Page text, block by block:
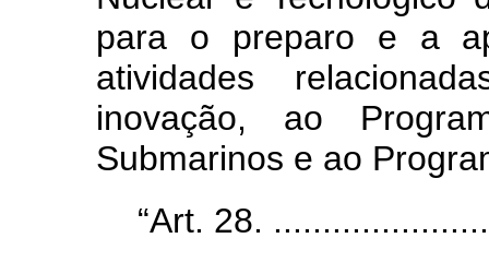
para o preparo e a
atividades
inovação, ao
Submarinos e ao
“Art. 28.